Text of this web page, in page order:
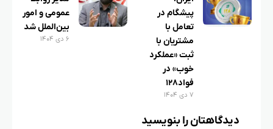
پیشگام در
تعامل با
مشتریان با
ثبت «عملکرد
خوب» در
فواد۱۲۸
۷ دی ۱۴۰۴
عمومی و امور
بین‌الملل شد
۶ دی ۱۴۰۴
دیدگاهتان را بنویسید